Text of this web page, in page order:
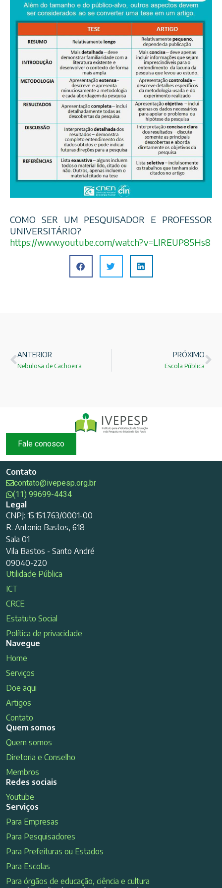
COMO SER UM PESQUISADOR E PROFESSOR
UNIVERSITÁRIO?
https://www.youtube.com/watch?v=LlREUP85Hs8
ANTERIOR
Nebulosa de Cachoeira
PRÓXIMO
Escola Pública
Fale conosco
Contato
contato@ivepesp.org.br
(11) 99699-4434
Legal
CNPJ: 15.151.763/0001-00
R. Antonio Bastos, 618
Sala 01
Vila Bastos - Santo André
09040-220
Utilidade Pública
ICT
CRCE
Estatuto Social
Política de privacidade
Navegue
Home
Serviços
Doe aqui
Artigos
Contato
Quem somos
Quem somos
Diretoria e Conselho
Membros
Redes sociais
Youtube
Serviços
Para Empresas
Para Pesquisadores
Para Prefeituras ou Estados
Para Escolas
Para órgãos de educação, ciência e cultura